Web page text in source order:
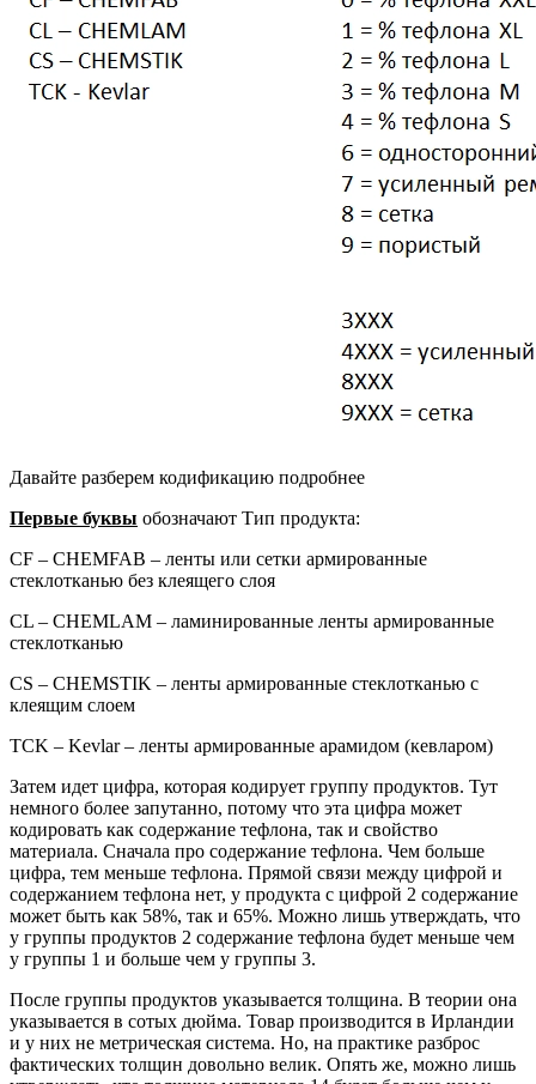
Давайте разберем кодификацию подробнее
Первые буквы обозначают Тип продукта:
CF – CHEMFAB – ленты или сетки армированные
стеклотканью без клеящего слоя
CL – CHEMLAM – ламинированные ленты армированные
стеклотканью
CS – CHEMSTIK – ленты армированные стеклотканью с
клеящим слоем
TCK – Kevlar – ленты армированные арамидом (кевларом)
Затем идет цифра, которая кодирует группу продуктов. Тут
немного более запутанно, потому что эта цифра может
кодировать как содержание тефлона, так и свойство
материала. Сначала про содержание тефлона. Чем больше
цифра, тем меньше тефлона. Прямой связи между цифрой и
содержанием тефлона нет, у продукта с цифрой 2 содержание
может быть как 58%, так и 65%. Можно лишь утверждать, что
у группы продуктов 2 содержание тефлона будет меньше чем
у группы 1 и больше чем у группы 3.
После группы продуктов указывается толщина. В теории она
указывается в сотых дюйма. Товар производится в Ирландии
и у них не метрическая система. Но, на практике разброс
фактических толщин довольно велик. Опять же, можно лишь